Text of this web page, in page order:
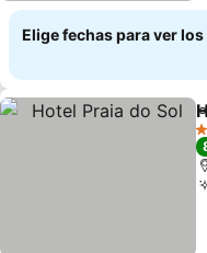
Elige fechas para ver
4